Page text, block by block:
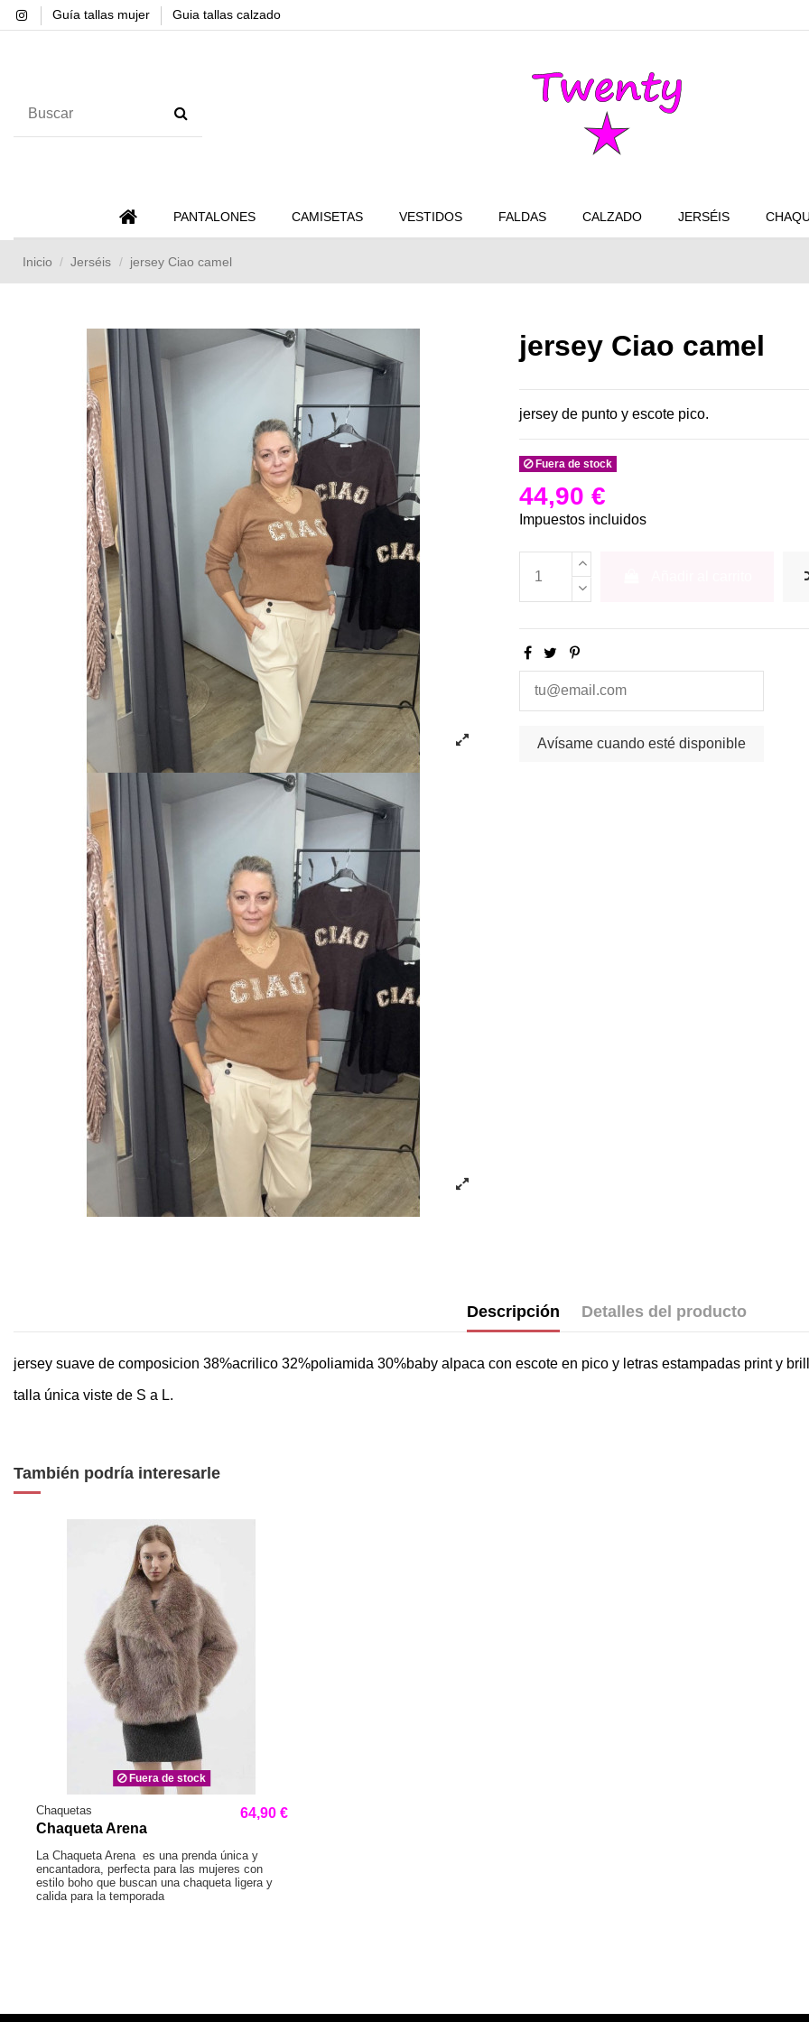
Guía tallas mujer Guia tallas calzado
PANTALONES CAMISETAS VESTIDOS FALDAS CALZADO JERSÉIS
Inicio Jerséis jersey Ciao camel
jersey Ciao camel
jersey de punto y escote pico.
Fuera de stock
44,90 €
Impuestos incluidos
Descripción Detalles del producto
jersey suave de composicion 38%acrilico 32%poliamida 30%baby alpaca con escote en pico y letras estampadas print y
talla única viste de S a L.
También podría interesarle
Fuera de stock
Chaquetas
Chaqueta Arena
64,90 €
La Chaqueta Arena es una prenda única y
encantadora, perfecta para las mujeres con
estilo boho que buscan una chaqueta ligera y
calida para la temporada